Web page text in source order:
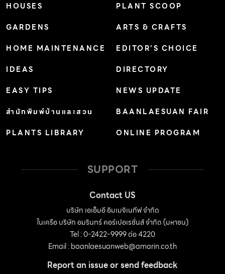
HOUSES
GARDENS
HOME MAINTENANCE
IDEAS
EASY TIPS
สำนักพิมพ์บ้านและสวน
PLANTS LIBRARY
PLANT SCOOP
ARTS & CRAFTS
EDITOR’S CHOICE
DIRECTORY
NEWS UPDATE
BAANLAESUAN FAIR
ONLINE PROGRAM
SUPPORT
Contact US
บริษัท เอเอ็มอี อิมเมจิเนทีฟ จำกัด
ในเครือ บริษัท อมรินทร์ คอร์เปอเรชั่นส์ จำกัด (มหาชน)
Tel : 0-2422-9999 ต่อ 4220
Email :baanlaesuanweb@amarin.co.th
Report an issue or send feedback